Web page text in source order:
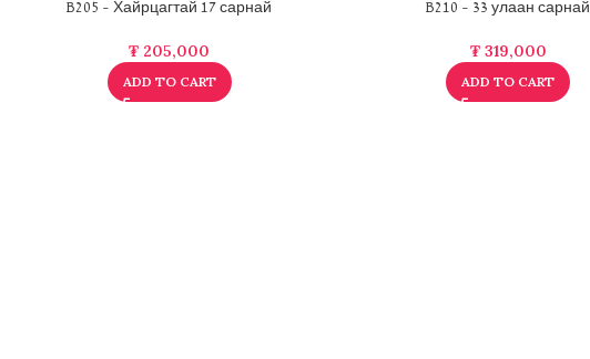
B205 – Хайрцагтай 17 сарнай
₮ 205,000
ADD TO CART
B210 – 33 улаан сарнай
₮319,000
ADD TO CART